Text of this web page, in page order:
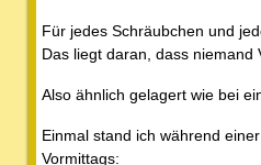
Für jedes Schräubchen und
Das liegt daran, dass niemand
Also ähnlich gelagert wie bei
Einmal stand ich während
Vormittags: